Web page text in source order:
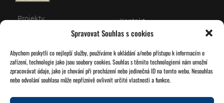
Spravovat Souhlas s cookies
Abychom poskytli co nejlepší služby, používáme k ukládání a/nebo přístupu k informacím o
zařízení, technologie jako jsou soubory cookies. Souhlas s těmito technologiemi nám umožní
zpracovávat údaje, jako je chování při procházení nebo jedinečná ID na tomto webu. Nesouhlas
nebo odvolání souhlasu může nepříznivě ovlivnit určité vlastnosti a funkce.
Projekty
Kalendář
O nás
Kontakt
Databáze legionářů
Pro členy
Zásady cookies